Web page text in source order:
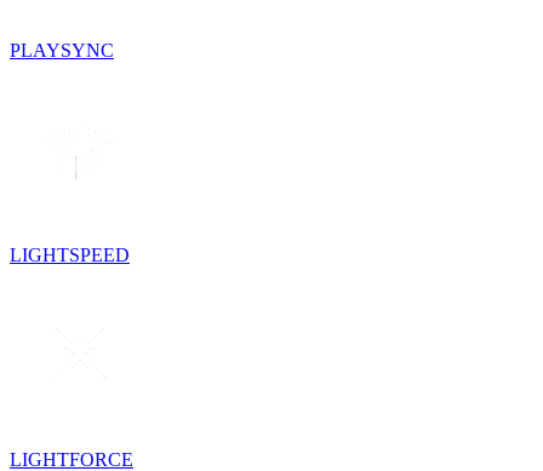
PLAYSYNC
LIGHTSPEED
LIGHTFORCE